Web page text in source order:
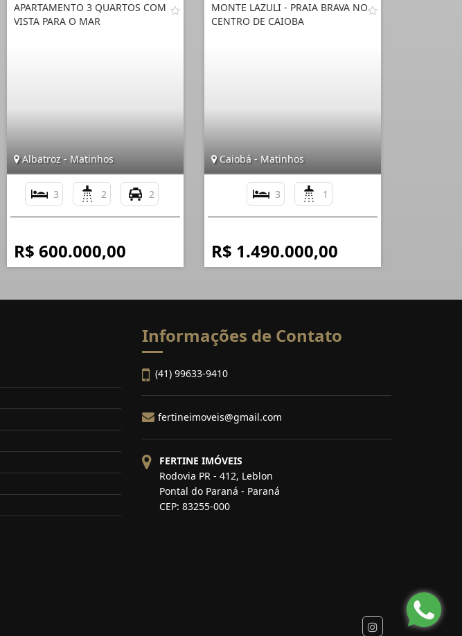
APARTAMENTO 3 QUARTOS COM
VISTA PARA O MAR
Albatroz - Matinhos
3 2 2
R$ 600.000,00
MONTE LAZULI - PRAIA BRAVA NO
CENTRO DE CAIOBA
Caiobá - Matinhos
3 1
R$ 1.490.000,00
Informações de Contato
(41) 99633-9410
fertineimoveis@gmail.com
FERTINE IMÓVEIS
Rodovia PR - 412, Leblon
Pontal do Paraná - Paraná
CEP: 83255-000